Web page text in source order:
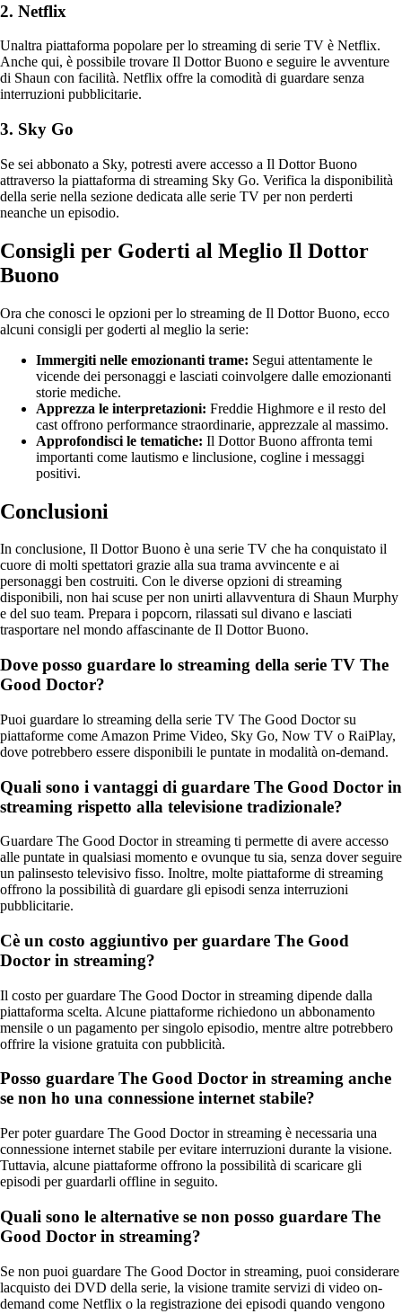
2. Netflix
Unaltra piattaforma popolare per lo streaming di serie TV è Netflix.
Anche qui, è possibile trovare Il Dottor Buono e seguire le avventure
di Shaun con facilità. Netflix offre la comodità di guardare senza
interruzioni pubblicitarie.
3. Sky Go
Se sei abbonato a Sky, potresti avere accesso a Il Dottor Buono
attraverso la piattaforma di streaming Sky Go. Verifica la disponibilità
della serie nella sezione dedicata alle serie TV per non perderti
neanche un episodio.
Consigli per Goderti al Meglio Il Dottor
Buono
Ora che conosci le opzioni per lo streaming de Il Dottor Buono, ecco
alcuni consigli per goderti al meglio la serie:
Immergiti nelle emozionanti trame: Segui attentamente le
vicende dei personaggi e lasciati coinvolgere dalle emozionanti
storie mediche.
Apprezza le interpretazioni: Freddie Highmore e il resto del
cast offrono performance straordinarie, apprezzale al massimo.
Approfondisci le tematiche: Il Dottor Buono affronta temi
importanti come lautismo e linclusione, cogline i messaggi
positivi.
Conclusioni
In conclusione, Il Dottor Buono è una serie TV che ha conquistato il
cuore di molti spettatori grazie alla sua trama avvincente e ai
personaggi ben costruiti. Con le diverse opzioni di streaming
disponibili, non hai scuse per non unirti allavventura di Shaun Murphy
e del suo team. Prepara i popcorn, rilassati sul divano e lasciati
trasportare nel mondo affascinante de Il Dottor Buono.
Dove posso guardare lo streaming della serie TV The
Good Doctor?
Puoi guardare lo streaming della serie TV The Good Doctor su
piattaforme come Amazon Prime Video, Sky Go, Now TV o RaiPlay,
dove potrebbero essere disponibili le puntate in modalità on-demand.
Quali sono i vantaggi di guardare The Good Doctor in
streaming rispetto alla televisione tradizionale?
Guardare The Good Doctor in streaming ti permette di avere accesso
alle puntate in qualsiasi momento e ovunque tu sia, senza dover seguire
un palinsesto televisivo fisso. Inoltre, molte piattaforme di streaming
offrono la possibilità di guardare gli episodi senza interruzioni
pubblicitarie.
Cè un costo aggiuntivo per guardare The Good
Doctor in streaming?
Il costo per guardare The Good Doctor in streaming dipende dalla
piattaforma scelta. Alcune piattaforme richiedono un abbonamento
mensile o un pagamento per singolo episodio, mentre altre potrebbero
offrire la visione gratuita con pubblicità.
Posso guardare The Good Doctor in streaming anche
se non ho una connessione internet stabile?
Per poter guardare The Good Doctor in streaming è necessaria una
connessione internet stabile per evitare interruzioni durante la visione.
Tuttavia, alcune piattaforme offrono la possibilità di scaricare gli
episodi per guardarli offline in seguito.
Quali sono le alternative se non posso guardare The
Good Doctor in streaming?
Se non puoi guardare The Good Doctor in streaming, puoi considerare
lacquisto dei DVD della serie, la visione tramite servizi di video on-
demand come Netflix o la registrazione dei episodi quando vengono